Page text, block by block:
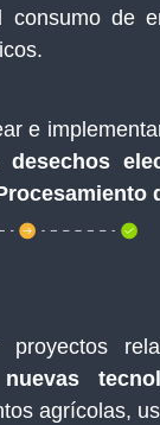
consumo de
e
desechos
proyectos
agrícolas,